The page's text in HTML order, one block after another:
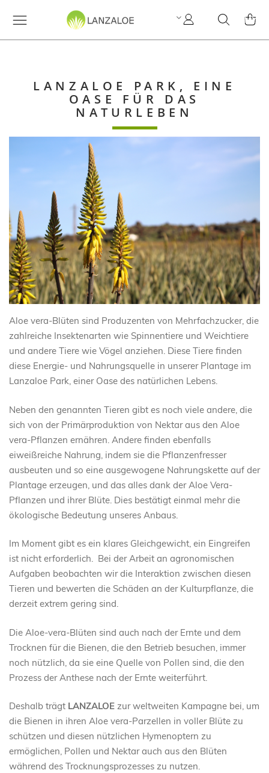
Search
My
Account
MY
LANZALOE PARK, EINE
OASE FÜR DAS
NATURLEBEN
Aloe vera-Blüten sind Produzenten von Mehrfachzucker, die
zahlreiche Insektenarten wie Spinnentiere und Weichtiere
und andere Tiere wie Vögel anziehen. Diese Tiere finden
diese Energie- und Nahrungsquelle in unserer Plantage im
Lanzaloe Park, einer Oase des natürlichen Lebens.
Neben den genannten Tieren gibt es noch viele andere, die
sich von der Primärproduktion von Nektar aus den Aloe
vera-Pflanzen ernähren. Andere finden ebenfalls
eiweißreiche Nahrung, indem sie die Pflanzenfresser
ausbeuten und so eine ausgewogene Nahrungskette auf der
Plantage erzeugen, und das alles dank der Aloe Vera-
Pflanzen und ihrer Blüte. Dies bestätigt einmal mehr die
ökologische Bedeutung unseres Anbaus.
Im Moment gibt es ein klares Gleichgewicht, ein Eingreifen
ist nicht erforderlich. Bei der Arbeit an agronomischen
Aufgaben beobachten wir die Interaktion zwischen diesen
Tieren und bewerten die Schäden an der Kulturpflanze, die
derzeit extrem gering sind.
Die Aloe-vera-Blüten sind auch nach der Ernte und dem
Trocknen für die Bienen, die den Betrieb besuchen, immer
noch nützlich, da sie eine Quelle von Pollen sind, die den
Prozess der Anthese nach der Ernte weiterführt.
Deshalb trägt LANZALOE zur weltweiten Kampagne bei, um
die Bienen in ihren Aloe vera-Parzellen in voller Blüte zu
schützen und diesen nützlichen Hymenoptern zu
ermöglichen, Pollen und Nektar auch aus den Blüten
während des Trocknungsprozesses zu nutzen.